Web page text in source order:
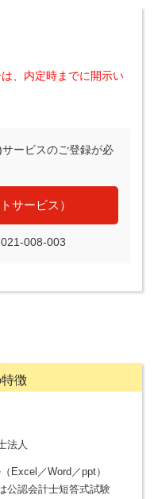
、内定時までに開示い
ービスのご登録が必
サービス）
008-003
徴
法人
Excel／Word／ppt）
公認会計士短答式試験